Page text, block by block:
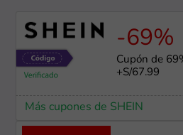
-69%
Cupón de
+S/67.99
Más cupones de SHEIN